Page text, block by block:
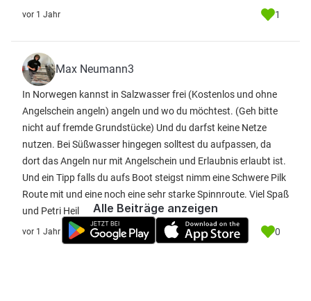
vor 1 Jahr 1
Max Neumann3
In Norwegen kannst in Salzwasser frei (Kostenlos und ohne
Angelschein angeln) angeln und wo du möchtest. (Geh bitte
nicht auf fremde Grundstücke) Und du darfst keine Netze
nutzen. Bei Süßwasser hingegen solltest du aufpassen, da
dort das Angeln nur mit Angelschein und Erlaubnis erlaubt ist.
Und ein Tipp falls du aufs Boot steigst nimm eine Schwere Pilk
Route mit und eine noch eine sehr starke Spinnroute. Viel Spaß
und Petri Heil
vor 1 Jahr 0
Alle Beiträge anzeigen